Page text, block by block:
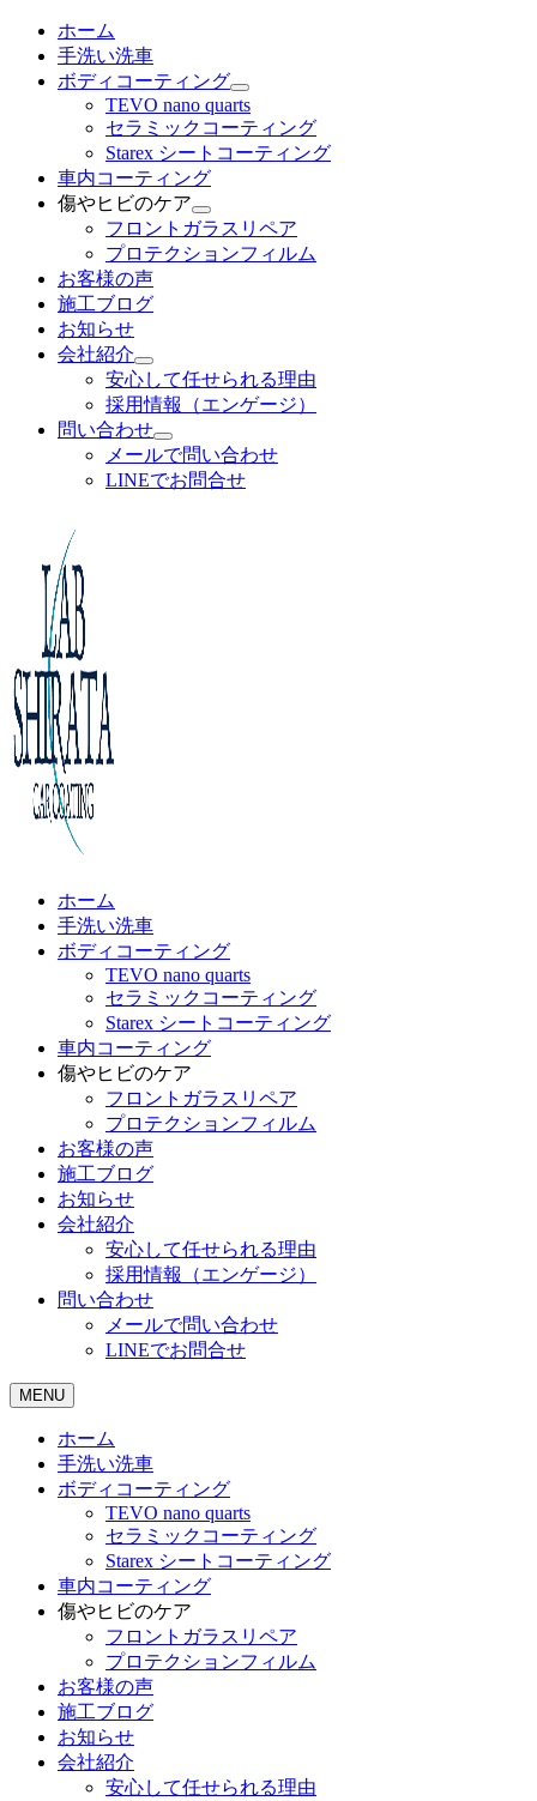
ホーム
手洗い洗車
ボディコーティング
TEVO nano quarts
セラミックコーティング
Starex シートコーティング
車内コーティング
傷やヒビのケア
フロントガラスリペア
プロテクションフィルム
お客様の声
施工ブログ
お知らせ
会社紹介
安心して任せられる理由
採用情報（エンゲージ）
問い合わせ
メールで問い合わせ
LINEでお問合せ
ホーム
手洗い洗車
ボディコーティング
TEVO nano quarts
セラミックコーティング
Starex シートコーティング
車内コーティング
傷やヒビのケア
フロントガラスリペア
プロテクションフィルム
お客様の声
施工ブログ
お知らせ
会社紹介
安心して任せられる理由
採用情報（エンゲージ）
問い合わせ
メールで問い合わせ
LINEでお問合せ
MENU
ホーム
手洗い洗車
ボディコーティング
TEVO nano quarts
セラミックコーティング
Starex シートコーティング
車内コーティング
傷やヒビのケア
フロントガラスリペア
プロテクションフィルム
お客様の声
施工ブログ
お知らせ
会社紹介
安心して任せられる理由